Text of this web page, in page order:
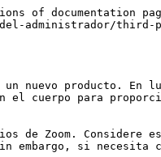
of documentation
administrador/
nuevo producto. En
el cuerpo para
Zoom. Considere
embargo, si